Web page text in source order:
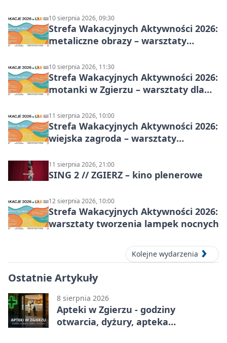
10 sierpnia 2026, 09:30
Strefa Wakacyjnych Aktywności 2026:
metaliczne obrazy – warsztaty
10 sierpnia 2026, 11:30
Strefa Wakacyjnych Aktywności 2026:
motanki w Zgierzu – warsztaty dla
11 sierpnia 2026, 10:00
Strefa Wakacyjnych Aktywności 2026:
wiejska zagroda – warsztaty
11 sierpnia 2026, 21:00
SING 2 // ZGIERZ – kino plenerowe
12 sierpnia 2026, 10:00
Strefa Wakacyjnych Aktywności 2026:
warsztaty tworzenia lampek nocnych
Kolejne wydarzenia
Ostatnie Artykuły
8 sierpnia 2026
Apteki w Zgierzu - godziny
otwarcia, dyżury, apteka